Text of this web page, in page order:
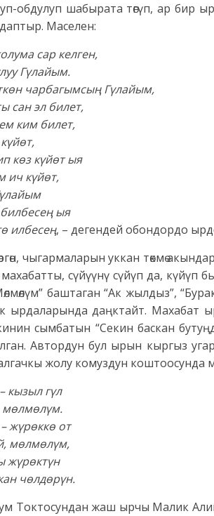
обдулуп шабырата төгүп, ар
Маселен:
сар келген,
Гүлайым.
чарбагымсың Гүлайым,
сан эл билет,
ким билет,
көз күйөт ыя
ич күйөт,
ыя
илбесең, – дегендей обондордо
чыгармаларын уккан төкмө
махабатты, сүйүүнү сүйүп да,
баштаган “Ак жылдыз”,
даңктайт. Махабат
сымбатын “Секин баскан
Автордун бул ырын кыргыз
жолу комуздун коштоосунда
кызыл гүл
мөлмөлүм.
жүрөккө от
мөлмөлүм,
жүрөктүн
чөлдөрүн.
Токтосундан жаш ырчы Малик